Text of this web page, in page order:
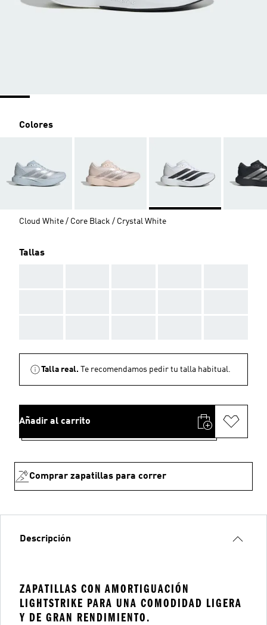
Colores
Cloud White / Core Black / Crystal White
Tallas
Talla real. Te recomendamos pedir tu talla habitual.
Añadir al carrito
Comprar zapatillas para correr
Descripción
ZAPATILLAS CON AMORTIGUACIÓN
LIGHTSTRIKE PARA UNA COMODIDAD LIGERA
Y DE GRAN RENDIMIENTO.